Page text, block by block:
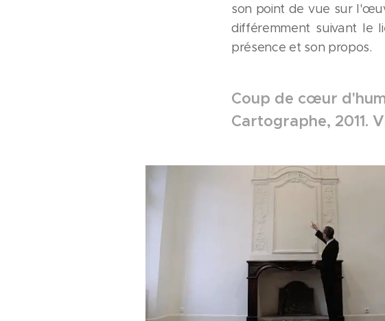
son point de vue sur
différemment suivant le
présence et son propos.
Coup de cœur
Cartographe, 2011.